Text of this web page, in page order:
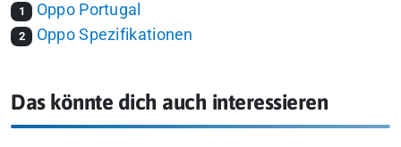
1 Oppo Portugal
2 Oppo Spezifikationen
Das könnte dich auch interessieren